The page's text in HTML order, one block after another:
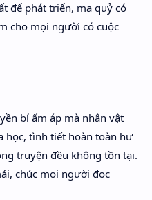
để phát triển, ma quỷ có
cho mọi người có cuộc
bí ấm áp mà nhân vật
học, tình tiết hoàn toàn hư
truyện đều không tồn tại.
chúc mọi người đọc